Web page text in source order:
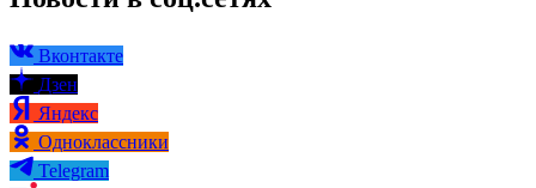
Вконтакте
Дзен
Яндекс
Одноклассники
Telegram